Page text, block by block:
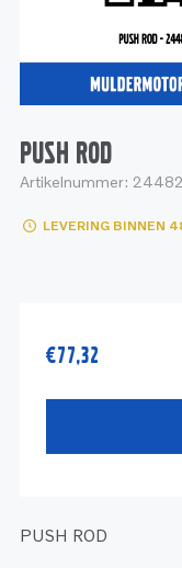
Onderdelen
Motoren
Onderdelen
Service
Motoren
Service en
Reman -
PUSH ROD
Artikelnummer:
LEVERING BINNEN
€77,32
PUSH ROD